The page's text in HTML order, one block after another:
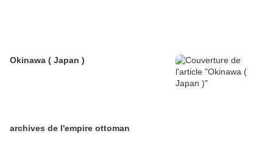
Okinawa ( Japan )
archives de l'empire ottoman